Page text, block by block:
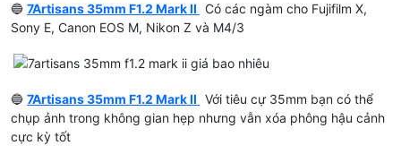
🔵 7Artisans 35mm F1.2 Mark II Có các ngàm cho Fujifilm X,
Sony E, Canon EOS M, Nikon Z và M4/3
🔵 7Artisans 35mm F1.2 Mark II Với tiêu cự 35mm bạn có thể
chụp ảnh trong không gian hẹp nhưng vẫn xóa phông hậu cảnh
cực kỳ tốt